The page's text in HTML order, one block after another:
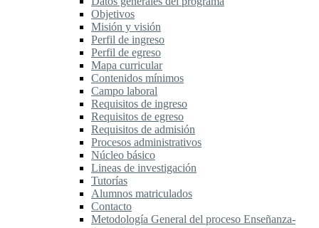
Objetivos
Misión y visión
Perfil de ingreso
Perfil de egreso
Mapa curricular
Contenidos mínimos
Campo laboral
Requisitos de ingreso
Requisitos de egreso
Requisitos de admisión
Procesos administrativos
Núcleo básico
Lineas de investigación
Tutorías
Alumnos matriculados
Contacto
Metodología General del proceso Enseñanza-